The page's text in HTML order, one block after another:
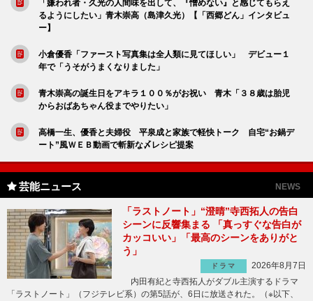
「嫌われ者・久光の人間味を出して、『憎めない』と感じてもらえ
るようにしたい」青木崇高（島津久光）【「西郷どん」インタビュ
ー】
小倉優香「ファースト写真集は全人類に見てほしい」 デビュー１
年で「うそがうまくなりました」
青木崇高の誕生日をアキラ１００％がお祝い 青木「３８歳は胎児
からおばあちゃん役までやりたい」
高橋一生、優香と夫婦役 平泉成と家族で軽快トーク 自宅“お鍋デ
ート”風ＷＥＢ動画で斬新な〆レシピ提案
芸能ニュース NEWS
「ラストノート」“澄晴”寺西拓人の告白
シーンに反響集まる 「真っすぐな告白が
カッコいい」「最高のシーンをありがと
う」
ドラマ
2026年8月7日
内田有紀と寺西拓人がダブル主演するドラマ
「ラストノート」（フジテレビ系）の第5話が、6日に放送された。（※以下、